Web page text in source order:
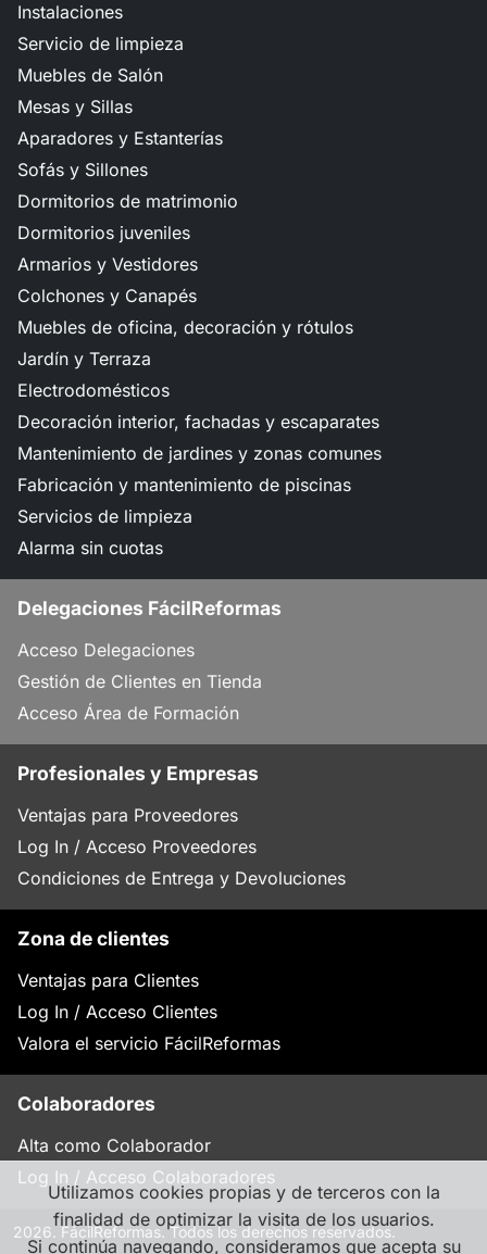
Utilizamos cookies propias y de terceros con la
finalidad de optimizar la visita de los usuarios.
Si continúa navegando, consideramos que acepta su
Instalaciones
Servicio de limpieza
Muebles de Salón
Mesas y Sillas
Aparadores y Estanterías
Sofás y Sillones
Dormitorios de matrimonio
Dormitorios juveniles
Armarios y Vestidores
Colchones y Canapés
Muebles de oficina, decoración y rótulos
Jardín y Terraza
Electrodomésticos
Decoración interior, fachadas y escaparates
Mantenimiento de jardines y zonas comunes
Fabricación y mantenimiento de piscinas
Servicios de limpieza
Alarma sin cuotas
Delegaciones FácilReformas
Acceso Delegaciones
Gestión de Clientes en Tienda
Acceso Área de Formación
Profesionales y Empresas
Ventajas para Proveedores
Log In / Acceso Proveedores
Condiciones de Entrega y Devoluciones
Zona de clientes
Ventajas para Clientes
Log In / Acceso Clientes
Valora el servicio FácilReformas
Colaboradores
Alta como Colaborador
Log In / Acceso Colaboradores
2026. FácilReformas. Todos los derechos reservados.